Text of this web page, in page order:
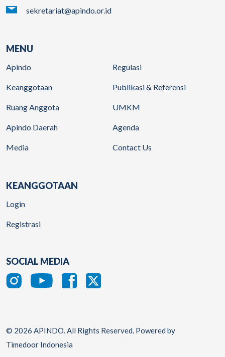
sekretariat@apindo.or.id
MENU
Apindo
Keanggotaan
Ruang Anggota
Apindo Daerah
Media
Regulasi
Publikasi & Referensi
UMKM
Agenda
Contact Us
KEANGGOTAAN
Login
Registrasi
SOCIAL MEDIA
© 2026 APINDO. All Rights Reserved. Powered by
Timedoor Indonesia